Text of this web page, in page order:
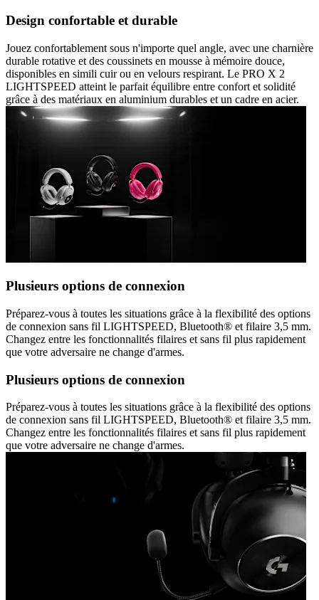
Design confortable et durable
Jouez confortablement sous n'importe quel angle, avec une charnière
durable rotative et des coussinets en mousse à mémoire douce,
disponibles en simili cuir ou en velours respirant. Le PRO X 2
LIGHTSPEED atteint le parfait équilibre entre confort et solidité
grâce à des matériaux en aluminium durables et un cadre en acier.
Plusieurs options de connexion
Préparez-vous à toutes les situations grâce à la flexibilité des options
de connexion sans fil LIGHTSPEED, Bluetooth® et filaire 3,5 mm.
Changez entre les fonctionnalités filaires et sans fil plus rapidement
que votre adversaire ne change d'armes.
Plusieurs options de connexion
Préparez-vous à toutes les situations grâce à la flexibilité des options
de connexion sans fil LIGHTSPEED, Bluetooth® et filaire 3,5 mm.
Changez entre les fonctionnalités filaires et sans fil plus rapidement
que votre adversaire ne change d'armes.